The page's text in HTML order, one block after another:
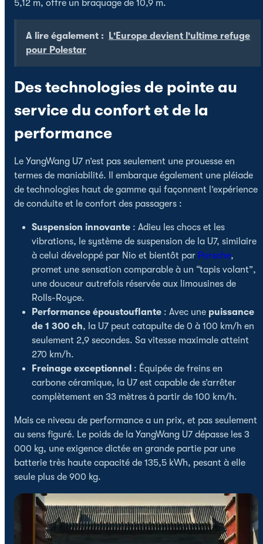
5,12 m, offre un braquage de 10,9 m.
A lire également :
L'Europe devient l'ultime refuge
pour Polestar
Des technologies de pointe au
service du confort et de la
performance
Le YangWang U7 n’est pas seulement une prouesse en
termes de maniabilité. Il embarque également une pléiade
de technologies haut de gamme qui façonnent l’expérience
de conduite et le confort des passagers :
Suspension innovante : Adieu les chocs et les
vibrations, le système de suspension de la U7, similaire
à celui développé par Nio et bientôt par Porsche,
promet une sensation comparable à un “tapis volant”,
une douceur autrefois réservée aux limousines de
Rolls-Royce.
Performance époustouflante : Avec une puissance
de 1 300 ch, la U7 peut catapulte de 0 à 100 km/h en
seulement 2,9 secondes. Sa vitesse maximale atteint
270 km/h.
Freinage exceptionnel : Équipée de freins en
carbone céramique, la U7 est capable de s’arrêter
complètement en 33 mètres à partir de 100 km/h.
Mais ce niveau de performance a un prix, et pas seulement
au sens figuré. Le poids de la YangWang U7 dépasse les 3
000 kg, une exigence dictée en grande partie par une
batterie très haute capacité de 135,5 kWh, pesant à elle
seule plus de 900 kg.